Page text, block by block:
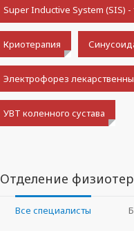
Super Inductive System (SIS) -
Криотерапия
Электрофорез
УВТ коленного сустава
Отделение
Все специалисты